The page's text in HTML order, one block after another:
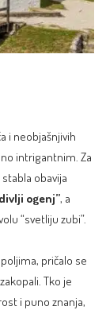
i neobjašnjivih
intrigantnim. Za
obavija
ogenj”, a
“svetliju zubi”.
pričalo se
Tko je
i puno znanja,